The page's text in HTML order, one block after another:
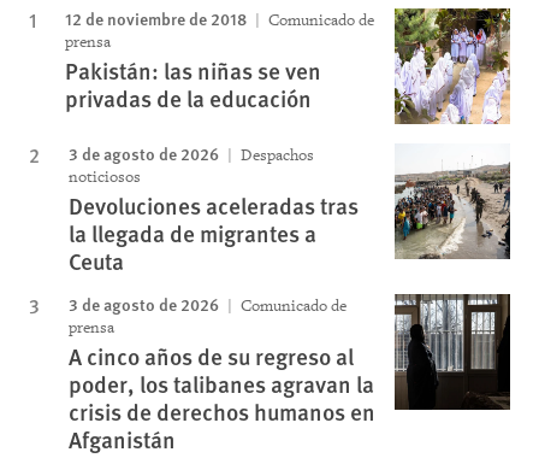
12 de noviembre de 2018
Comunicado de
prensa
Pakistán: las niñas se ven
privadas de la educación
3 de agosto de 2026
Despachos
noticiosos
Devoluciones aceleradas tras
la llegada de migrantes a
Ceuta
3 de agosto de 2026
Comunicado de
prensa
A cinco años de su regreso al
poder, los talibanes agravan la
crisis de derechos humanos en
Afganistán